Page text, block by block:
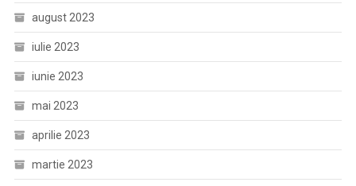
august 2023
iulie 2023
iunie 2023
mai 2023
aprilie 2023
martie 2023